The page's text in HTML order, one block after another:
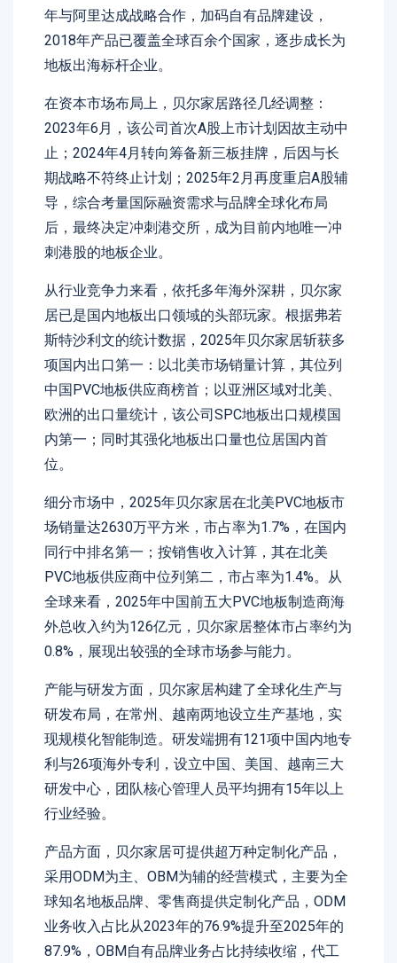
年与阿里达成战略合作，加码自有品牌建设，
2018年产品已覆盖全球百余个国家，逐步成长为
地板出海标杆企业。
在资本市场布局上，贝尔家居路径几经调整：
2023年6月，该公司首次A股上市计划因故主动中
止；2024年4月转向筹备新三板挂牌，后因与长
期战略不符终止计划；2025年2月再度重启A股辅
导，综合考量国际融资需求与品牌全球化布局
后，最终决定冲刺港交所，成为目前内地唯一冲
刺港股的地板企业。
从行业竞争力来看，依托多年海外深耕，贝尔家
居已是国内地板出口领域的头部玩家。根据弗若
斯特沙利文的统计数据，2025年贝尔家居斩获多
项国内出口第一：以北美市场销量计算，其位列
中国PVC地板供应商榜首；以亚洲区域对北美、
欧洲的出口量统计，该公司SPC地板出口规模国
内第一；同时其强化地板出口量也位居国内首
位。
细分市场中，2025年贝尔家居在北美PVC地板市
场销量达2630万平方米，市占率为1.7%，在国内
同行中排名第一；按销售收入计算，其在北美
PVC地板供应商中位列第二，市占率为1.4%。从
全球来看，2025年中国前五大PVC地板制造商海
外总收入约为126亿元，贝尔家居整体市占率约为
0.8%，展现出较强的全球市场参与能力。
产能与研发方面，贝尔家居构建了全球化生产与
研发布局，在常州、越南两地设立生产基地，实
现规模化智能制造。研发端拥有121项中国内地专
利与26项海外专利，设立中国、美国、越南三大
研发中心，团队核心管理人员平均拥有15年以上
行业经验。
产品方面，贝尔家居可提供超万种定制化产品，
采用ODM为主、OBM为辅的经营模式，主要为全
球知名地板品牌、零售商提供定制化产品，ODM
业务收入占比从2023年的76.9%提升至2025年的
87.9%，OBM自有品牌业务占比持续收缩，代工